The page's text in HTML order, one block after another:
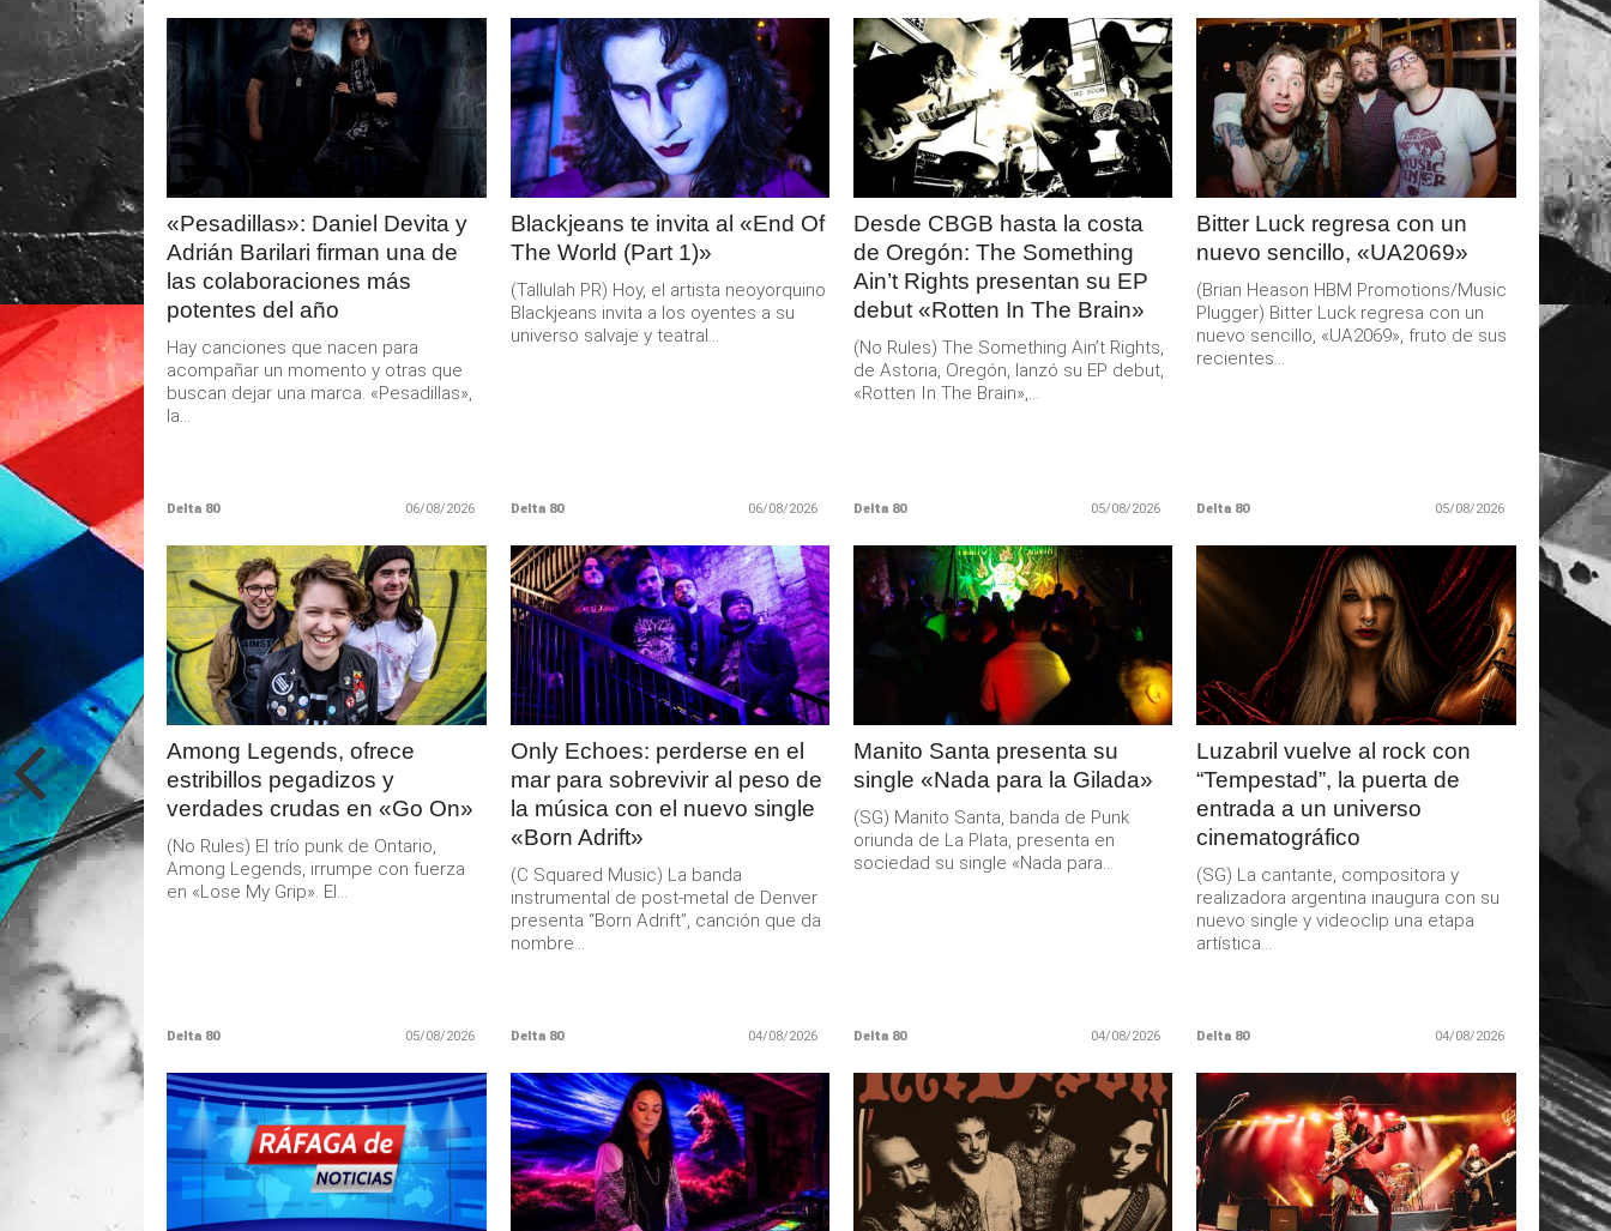
LEER
MAS
«Pesadillas»: Daniel Devita y
Adrián Barilari firman una de
las colaboraciones más
potentes del año
Hay canciones que nacen para
acompañar un momento y otras que
buscan dejar una marca. «Pesadillas»,
la...
Delta 80 06/08/2026
LEER
MAS
Blackjeans te invita al «End Of
The World (Part 1)»
(Tallulah PR) Hoy, el artista neoyorquino
Blackjeans invita a los oyentes a su
universo salvaje y teatral...
Delta 80 06/08/2026
LEER
MAS
Desde CBGB hasta la costa
de Oregón: The Something
Ain’t Rights presentan su EP
debut «Rotten In The Brain»
(No Rules) The Something Ain’t Rights,
de Astoria, Oregón, lanzó su EP debut,
«Rotten In The Brain»,...
Delta 80 05/08/2026
LEER
MAS
Bitter Luck regresa con un
nuevo sencillo, «UA2069»
(Brian Heason HBM Promotions/Music
Plugger) Bitter Luck regresa con un
nuevo sencillo, «UA2069», fruto de sus
recientes...
Delta 80 05/08/2026
LEER
MAS
Among Legends, ofrece
estribillos pegadizos y
verdades crudas en «Go On»
(No Rules) El trío punk de Ontario,
Among Legends, irrumpe con fuerza
en «Lose My Grip». El...
Delta 80 05/08/2026
LEER
MAS
Only Echoes: perderse en el
mar para sobrevivir al peso de
la música con el nuevo single
«Born Adrift»
(C Squared Music) La banda
instrumental de post-metal de Denver
presenta “Born Adrift”, canción que da
nombre...
Delta 80 04/08/2026
LEER
MAS
Manito Santa presenta su
single «Nada para la Gilada»
(SG) Manito Santa, banda de Punk
oriunda de La Plata, presenta en
sociedad su single «Nada para...
Delta 80 04/08/2026
LEER
MAS
Luzabril vuelve al rock con
“Tempestad”, la puerta de
entrada a un universo
cinematográfico
(SG) La cantante, compositora y
realizadora argentina inaugura con su
nuevo single y videoclip una etapa
artística...
Delta 80 04/08/2026
LEER
MAS
LEER
MAS
LEER
MAS
LEER
MAS